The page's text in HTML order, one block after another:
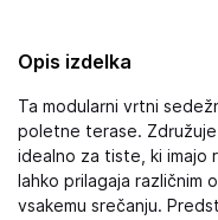
Opis izdelka
Ta modularni vrtni
poletne terase.
idealno za tiste, ki imajo
lahko prilagaja različnim
vsakemu srečanju.